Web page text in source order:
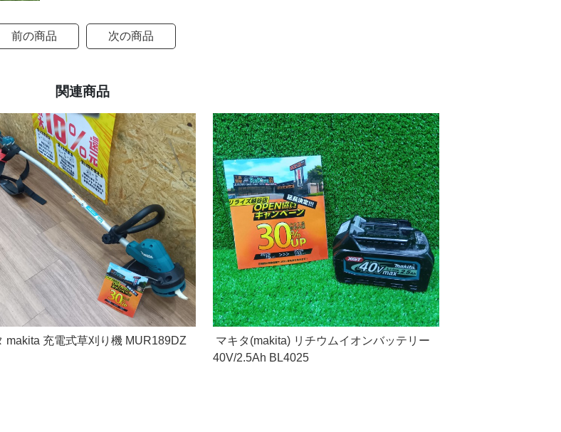
前の商品 次の商品
関連商品
makita 充電式草刈り機 MUR189DZ
マキタ(makita) リチウムイオンバッテリー
40V/2.5Ah BL4025